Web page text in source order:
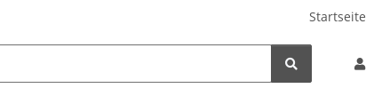
Startseite